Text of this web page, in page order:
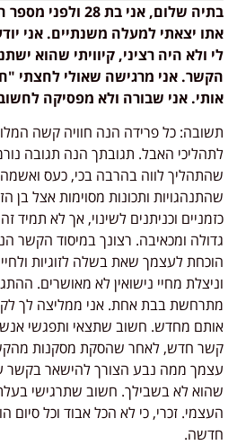
בתיה שלום, אני בת
אתו יצאתי למעלה משנתיים. אני
לי ולא היה רציני, קיוויתי שהוא
הקשר. אני מרגישה שאולי לחצתי
אותי. אני שבורה ולא מפסיקה
תשובה: כל פרידה הנה חוויה קשה
לתהליכי האבל. תגובתך הנה תגובה
שהתהליך לווה בהרבה בכי, כעס
שהתנהגויות ותכונות מסוימות אצל בן
כזמניים וכניתנים לשינוי, אך לא
גדולה ומכאיבה. רצונך במיסוד הקשר
הוכחת לעצמך שאת בשלה לזוגיות
וניצלת מחיי נישואין לא מאושרים.
מתרחשת בבת אחת. אני ממליצה לך
אותם מחדש. חשוב שתצאי ותפגשי
קשר חדש, לאחר שהסקת מסקנות
עצמך ממה נבע הצורך להישאר בקשר
שהוא לא בשבילך. חשוב שתרגישי
העצמי. זכרי, כי לא הכל אבוד וכל
חדשה.